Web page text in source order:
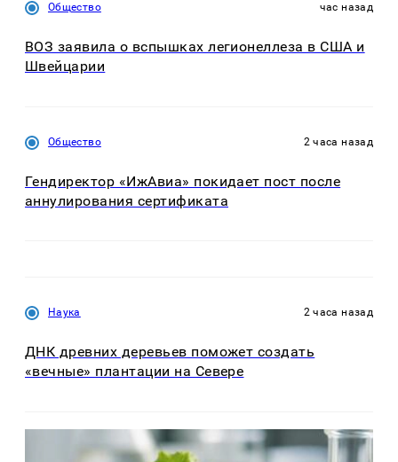
Общество час назад
ВОЗ заявила о вспышках легионеллеза в США и
Швейцарии
Общество 2 часа назад
Гендиректор «ИжАвиа» покидает пост после
аннулирования сертификата
Наука 2 часа назад
ДНК древних деревьев поможет создать
«вечные» плантации на Севере